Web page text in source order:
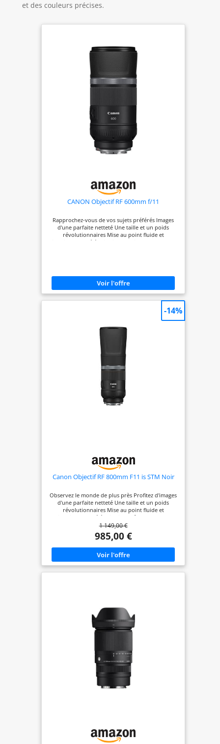
et des couleurs précises.
CANON Objectif RF 600mm f/11
Rapprochez-vous de vos sujets préférés Images
d'une parfaite netteté Une taille et un poids
révolutionnaires Mise au point fluide et
silencieuse Un téléobjectif exceptionnel pour tous
Canon Objectif RF 800mm F11 is STM Noir
Observez le monde de plus près Profitez d'images
d'une parfaite netteté Une taille et un poids
révolutionnaires Mise au point fluide et
silencieuse Un téléobjectif extrême pour tous
1 149,00 €
985,00 €
-14%